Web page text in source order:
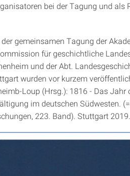
bei der Tagung und als
gemeinsamen Tagung der
für geschichtliche
und der Abt.
wurden vor kurzem
Loup (Hrsg.): 1816 - Das
im deutschen Südwesten.
223. Band). Stuttgart